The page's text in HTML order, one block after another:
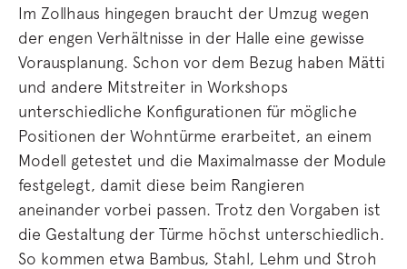
Im Zollhaus hingegen braucht der Umzug wegen
der engen Verhältnisse in der Halle eine gewisse
Vorausplanung. Schon vor dem Bezug haben Mätti
und andere Mitstreiter in Workshops
unterschiedliche Konfigurationen für mögliche
Positionen der Wohntürme erarbeitet, an einem
Modell getestet und die Maximalmasse der Module
festgelegt, damit diese beim Rangieren
aneinander vorbei passen. Trotz den Vorgaben ist
die Gestaltung der Türme höchst unterschiedlich.
So kommen etwa Bambus, Stahl, Lehm und Stroh